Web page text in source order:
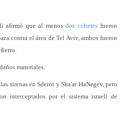
afirmó que al menosdos cohetesfueron
contra el área de Tel Aviv, ambos fueron
materiales.
sirenas en Sderot y Sha'ar HaNegev, pero
interceptados por el sistema israelí de